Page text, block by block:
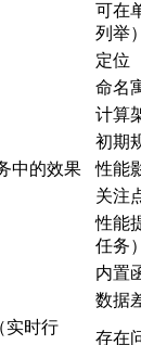
可在
列举）
定位
命名
计算
初期
中的效果
性能
关注
性能
任务）
内置
数据
实时行
存在